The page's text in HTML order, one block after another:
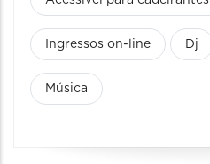
Ingressos on-line Dj
Música